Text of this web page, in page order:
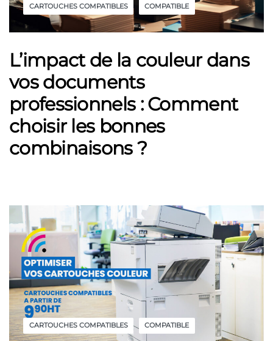
CARTOUCHES COMPATIBLES COMPATIBLE
L’impact de la couleur dans
vos documents
professionnels : Comment
choisir les bonnes
combinaisons ?
CARTOUCHES COMPATIBLES COMPATIBLE